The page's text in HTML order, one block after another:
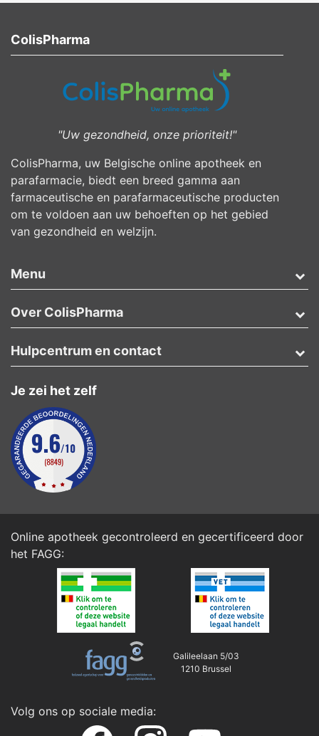
ColisPharma
"Uw gezondheid, onze prioriteit!"
ColisPharma, uw Belgische online apotheek en
parafarmacie, biedt een breed gamma aan
farmaceutische en parafarmaceutische producten
om te voldoen aan uw behoeften op het gebied
van gezondheid en welzijn.
Menu
Over ColisPharma
Je zei het zelf
Hulpcentrum en contact
Online apotheek gecontroleerd en gecertificeerd door
het FAGG:
Galileelaan 5/03
1210 Brussel
Volg ons op sociale media: